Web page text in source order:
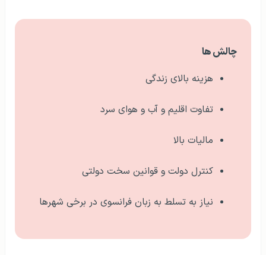
چالش ها
هزینه بالای زندگی
تفاوت اقلیم و آب و هوای سرد
مالیات بالا
کنترل دولت و قوانین سخت دولتی
نیاز به تسلط به زبان فرانسوی در برخی شهرها